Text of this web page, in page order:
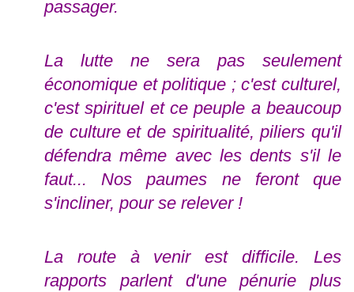
passager.
La lutte ne sera pas seulement
économique et politique ; c'est culturel,
c'est spirituel et ce peuple a beaucoup
de culture et de spiritualité, piliers qu'il
défendra même avec les dents s'il le
faut... Nos paumes ne feront que
s'incliner, pour se relever !
La route à venir est difficile. Les
rapports parlent d'une pénurie plus